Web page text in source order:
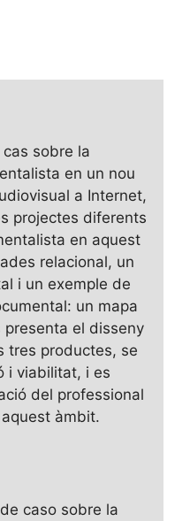
sobre la
en un nou
a Internet,
projectes diferents
en aquest
relacional, un
i un exemple de
un mapa
el disseny
tres productes, se
i viabilitat, i es
del professional
àmbit.
caso sobre la